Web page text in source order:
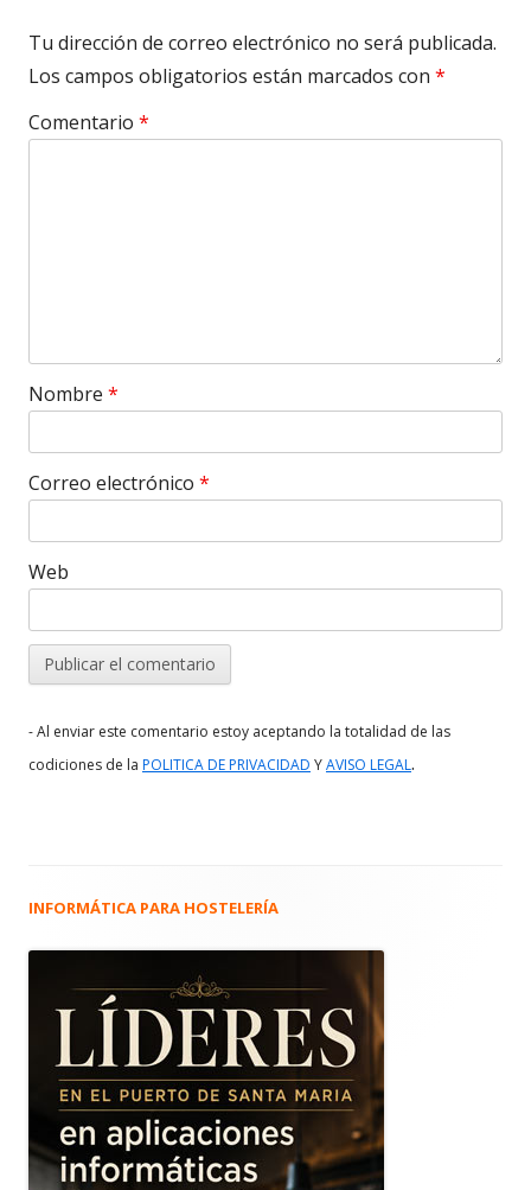
Tu dirección de correo electrónico no será publicada.
Los campos obligatorios están marcados con *
Comentario *
Nombre *
Correo electrónico *
Web
- Al enviar este comentario estoy aceptando la totalidad de las
codiciones de la POLITICA DE PRIVACIDAD YAVISO LEGAL.
Barra
principal
INFORMÁTICA PARA HOSTELERÍA